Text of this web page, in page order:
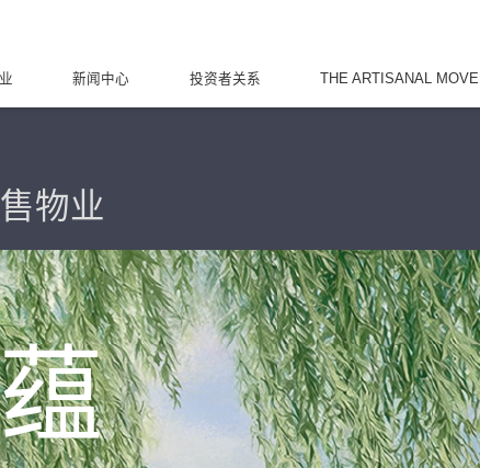
新闻中心 投资者关系 THE ARTISANAL
物业